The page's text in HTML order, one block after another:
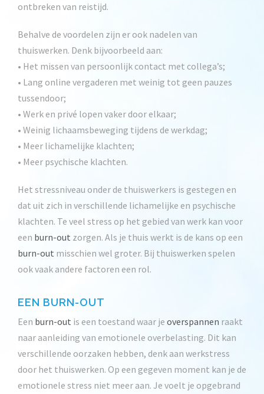
ontbreken van reistijd.
Behalve de voordelen zijn er ook nadelen van
thuiswerken. Denk bijvoorbeeld aan:
• Het missen van persoonlijk contact met collega’s;
• Lang online vergaderen met weinig tot geen pauzes
tussendoor;
• Werk en privé lopen vaker door elkaar;
• Weinig lichaamsbeweging tijdens de werkdag;
• Meer lichamelijke klachten;
• Meer psychische klachten.
Het stressniveau onder de thuiswerkers is gestegen en
dat uit zich in verschillende lichamelijke en psychische
klachten. Te veel stress op het gebied van werk kan voor
een burn-out zorgen. Als je thuis werkt is de kans op een
burn-out misschien wel groter. Bij thuiswerken spelen
ook vaak andere factoren een rol.
EEN BURN-OUT
Een burn-out is een toestand waar je overspannen raakt
naar aanleiding van emotionele overbelasting. Dit kan
verschillende oorzaken hebben, denk aan werkstress
door het thuiswerken. Op een gegeven moment kan je de
emotionele stress niet meer aan. Je voelt je opgebrand